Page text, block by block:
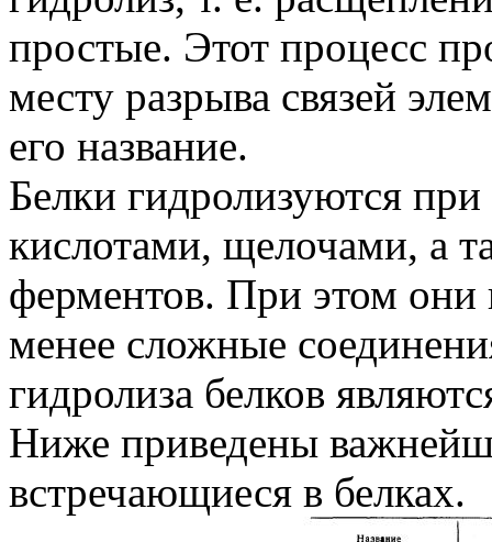
простые. Этот процесс
месту разрыва связей
его название.
Белки гидролизуются
кислотами, щелочами, а
ферментов. При этом они
менее сложные
гидролиза белков
Ниже приведены
встречающиеся в белках.